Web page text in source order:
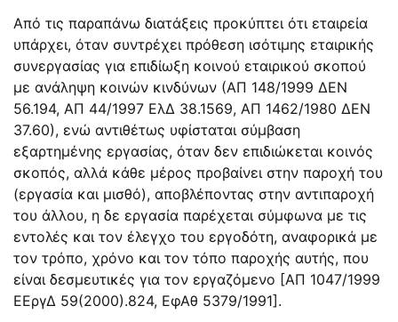
Από τις παραπάνω διατάξεις προκύπτει ότι εταιρεία
υπάρχει, όταν συντρέχει πρόθεση ισότιμης εταιρικής
συνεργασίας για επιδίωξη κοινού εταιρικού σκοπού
με ανάληψη κοινών κινδύνων (ΑΠ 148/1999 ΔΕΝ
56.194, ΑΠ 44/1997 ΕλΔ 38.1569, ΑΠ 1462/1980 ΔΕΝ
37.60), ενώ αντιθέτως υφίσταται σύμβαση
εξαρτημένης εργασίας, όταν δεν επιδιώκεται κοινός
σκοπός, αλλά κάθε μέρος προβαίνει στην παροχή του
(εργασία και μισθό), αποβλέποντας στην αντιπαροχή
του άλλου, η δε εργασία παρέχεται σύμφωνα με τις
εντολές και τον έλεγχο του εργοδότη, αναφορικά με
τον τρόπο, χρόνο και τον τόπο παροχής αυτής, που
είναι δεσμευτικές για τον εργαζόμενο [ΑΠ 1047/1999
ΕΕργΔ 59(2000).824, ΕφΑθ 5379/1991].